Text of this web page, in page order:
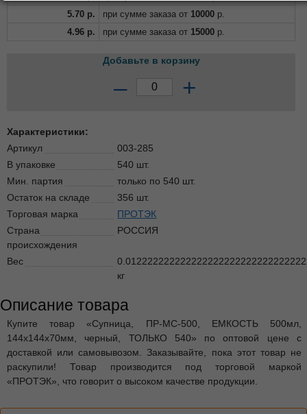
5.70 р. при сумме заказа от 10000 р.
4.96 р. при сумме заказа от 15000 р.
Добавьте в корзину
– +
Характеристики:
Артикул
003-285
В упаковке
540 шт.
Мин. партия
только по 540 шт.
Остаток на складе
356 шт.
Торговая марка
ПРОТЭК
Страна
происхождения
РОССИЯ
Вес
кг
Описание товара
Купите товар «Супница, ПР-МС-500, ЕМКОСТЬ 500мл,
144x144x70мм, черный, ТОЛЬКО 540» по оптовой цене с
доставкой или самовывозом. Заказывайте, пока этот товар не
раскупили! Товар производится под торговой маркой
«ПРОТЭК», что говорит о высоком качестве продукции.